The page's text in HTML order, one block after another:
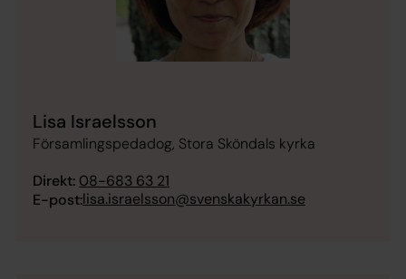
Lisa Israelsson
Församlingspedadog, Stora Sköndals kyrka
Direkt: 08-683 63 21
E-post:lisa.israelsson@svenskakyrkan.se